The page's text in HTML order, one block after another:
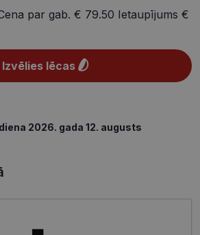
par gab. € 79.50 Ietaupījums €
Izvēlies lēcas
2026. gada 12. augusts